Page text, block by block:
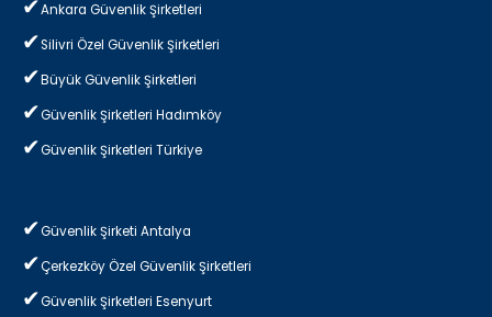
Ankara Güvenlik Şirketleri
Silivri Özel Güvenlik Şirketleri
Büyük Güvenlik Şirketleri
Güvenlik Şirketleri Hadımköy
Güvenlik Şirketleri Türkiye
Güvenlik Şirketi Antalya
Çerkezköy Özel Güvenlik Şirketleri
Güvenlik Şirketleri Esenyurt